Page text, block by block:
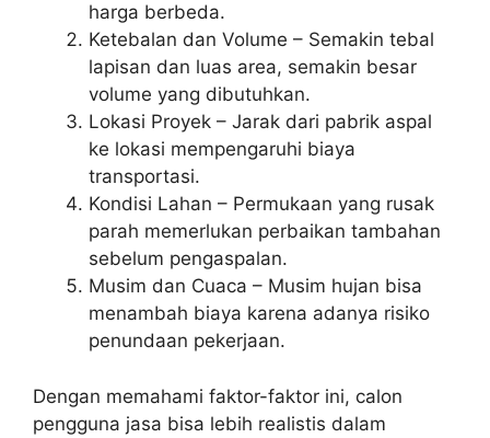
harga berbeda.
Ketebalan dan Volume – Semakin tebal
lapisan dan luas area, semakin besar
volume yang dibutuhkan.
Lokasi Proyek – Jarak dari pabrik aspal
ke lokasi mempengaruhi biaya
transportasi.
Kondisi Lahan – Permukaan yang rusak
parah memerlukan perbaikan tambahan
sebelum pengaspalan.
Musim dan Cuaca – Musim hujan bisa
menambah biaya karena adanya risiko
penundaan pekerjaan.
Dengan memahami faktor-faktor ini, calon
pengguna jasa bisa lebih realistis dalam